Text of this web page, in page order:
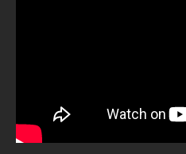
Grote trekkracht door groot
Geringe verwarming door